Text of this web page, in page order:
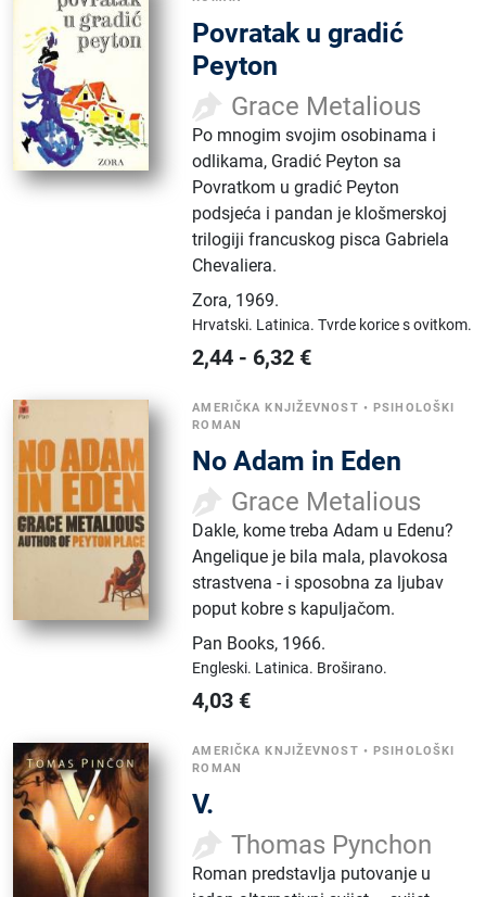
Povratak u gradić
Peyton
Grace Metalious
Po mnogim svojim osobinama i
odlikama, Gradić Peyton sa
Povratkom u gradić Peyton
podsjeća i pandan je klošmerskoj
trilogiji francuskog pisca Gabriela
Chevaliera.
Zora, 1969.
Hrvatski. Latinica.Tvrde korice s ovitkom.
2,44 - 6,32 €
AMERIČKA KNJIŽEVNOST •PSIHOLOŠKI
ROMAN
No Adam in Eden
Grace Metalious
Dakle, kome treba Adam u Edenu?
Angelique je bila mala, plavokosa
strastvena - i sposobna za ljubav
poput kobre s kapuljačom.
Pan Books, 1966.
Engleski. Latinica. Broširano.
4,03 €
AMERIČKA KNJIŽEVNOST •PSIHOLOŠKI
ROMAN
V.
Thomas Pynchon
Roman predstavlja putovanje u